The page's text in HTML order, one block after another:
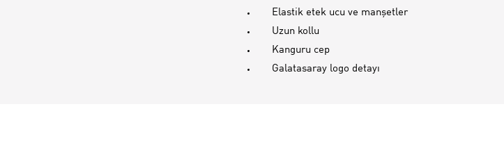
Elastik etek ucu ve manşetler
Uzun kollu
Kanguru cep
Galatasaray logo detayı